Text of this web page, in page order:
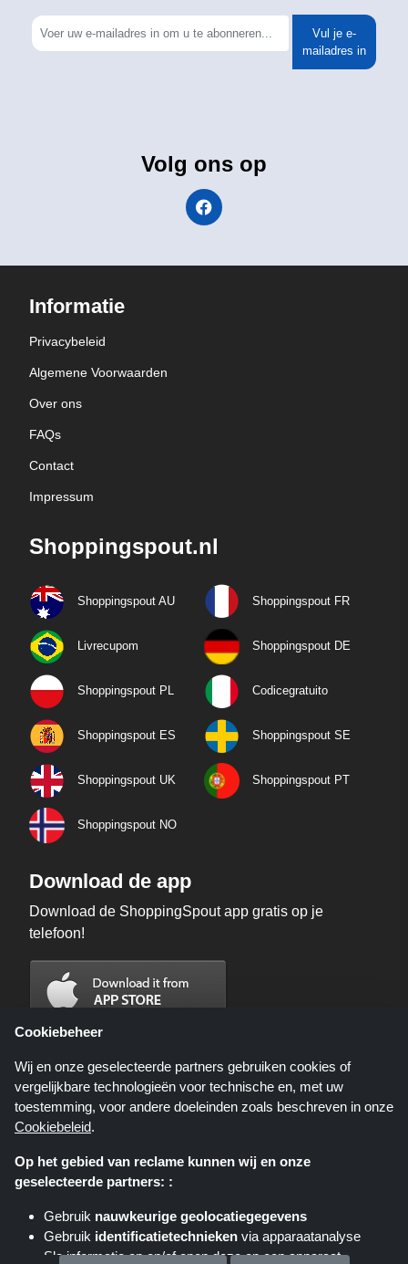
Vul je e-
mailadres in
Volg ons op
Informatie
Privacybeleid
Algemene Voorwaarden
Over ons
FAQs
Contact
Impressum
Shoppingspout.nl
Shoppingspout AU Shoppingspout FR
Livrecupom Shoppingspout DE
Shoppingspout PL Codicegratuito
Shoppingspout ES Shoppingspout SE
Shoppingspout UK Shoppingspout PT
Shoppingspout NO
Download de app
Download de ShoppingSpout app gratis op je
telefoon!
Shoppingspout.nl is een website die u deals, kortingen en kortingscodes
verschillende affiliate netwerken. Shoppingspout.nl of zijn medewerkers
maken geen deel uit van het bestelproces wanneer u een bestelling plaatst
via deze links, zij ontvangen enkel een commissie via deze links/deals.
Cookiebeheer
Wij en onze geselecteerde partners gebruiken cookies of
vergelijkbare technologieën voor technische en, met uw
toestemming, voor andere doeleinden zoals beschreven in onze
Cookiebeleid.
Op het gebied van reclame kunnen wij en onze
geselecteerde partners: :
Gebruik nauwkeurige geolocatiegegevens
Gebruik identificatietechnieken via apparaatanalyse
Sla informatie op en/of open deze op een apparaat